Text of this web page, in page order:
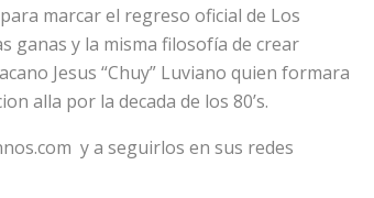
marcar el regreso oficial de Los
ganas y la misma filosofía de crear
Jesus “Chuy” Luviano quien formara
alla por la decada de los 80’s.
y a seguirlos en sus redes